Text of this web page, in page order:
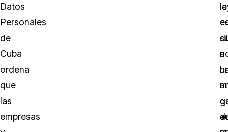
Datos
Personales
de
Cuba
ordena
que
las
empresas
a
la